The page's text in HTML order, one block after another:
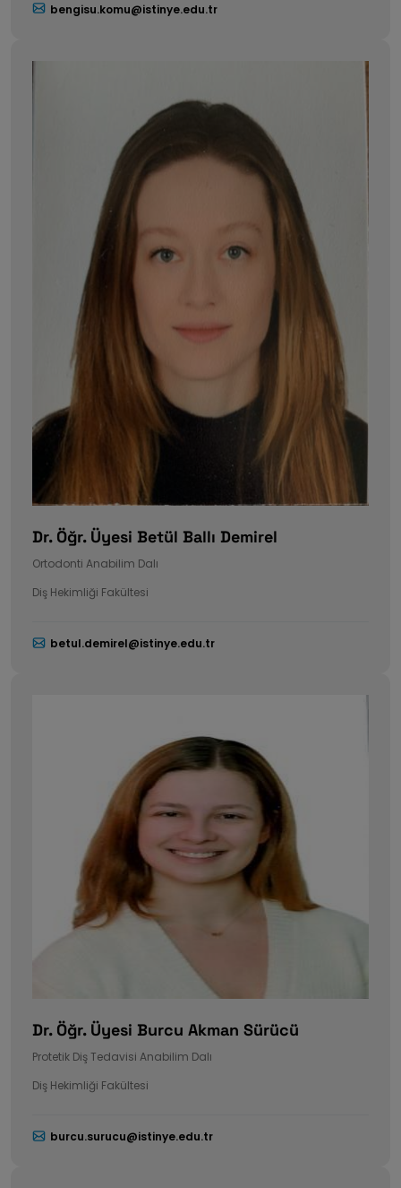
bengisu.komu@istinye.edu.tr
Dr. Öğr. Üyesi Betül Ballı Demirel
Ortodonti Anabilim Dalı
Diş Hekimliği Fakültesi
betul.demirel@istinye.edu.tr
Dr. Öğr. Üyesi Burcu Akman Sürücü
Protetik Diş Tedavisi Anabilim Dalı
Diş Hekimliği Fakültesi
burcu.surucu@istinye.edu.tr